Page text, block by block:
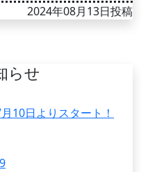
2024年08月13日投稿
らせ
10日よりスタート！